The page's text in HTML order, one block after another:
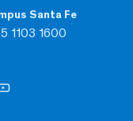
Santa Fe
1103 1600